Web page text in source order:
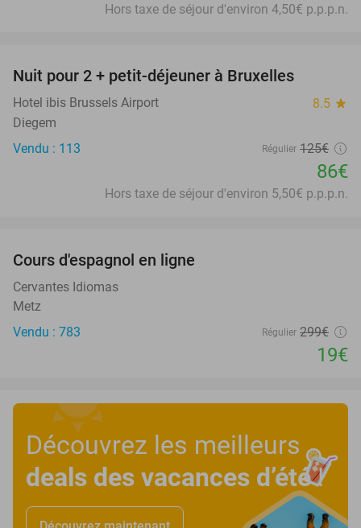
Hors taxe de séjour d'environ 4,50€ p.p.p.n.
Nuit pour 2 + petit-déjeuner à Bruxelles
Hotel ibis Brussels Airport 8.5 star
Diegem
Vendu : 113
Régulier 125€
86€
Hors taxe de séjour d'environ 5,50€ p.p.p.n.
Cours d'espagnol en ligne
Cervantes Idiomas
Metz
Vendu : 783
Régulier 299€
19€
Découvrez les meilleurs
deals des vacances d’été!